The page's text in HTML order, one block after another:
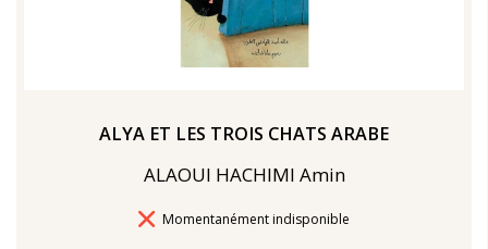
ALYA ET LES TROIS CHATS ARABE
ALAOUI HACHIMI Amin
Délais de livraison
Momentanément indisponible